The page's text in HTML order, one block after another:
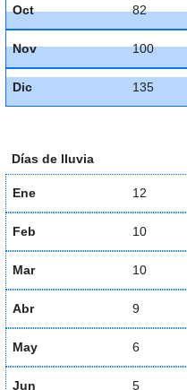
Oct 82
Nov 100
Dic 135
Días de lluvia
Ene 12
Feb 10
Mar 10
Abr 9
May 6
Jun 5